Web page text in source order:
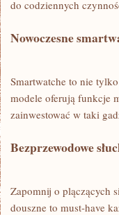
do codziennych
Nowoczesne
Smartwatche⁣ to nie
modele oferują funkcje
zainwestować w taki
Bezprzewodowe
Zapomnij o plączących
douszne to must-have